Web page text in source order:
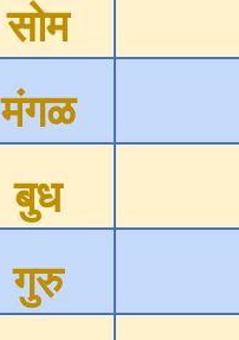
सोम
मंगळ
बुध
गुरु